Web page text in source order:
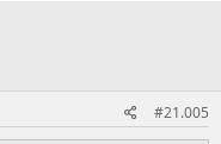
#21.005